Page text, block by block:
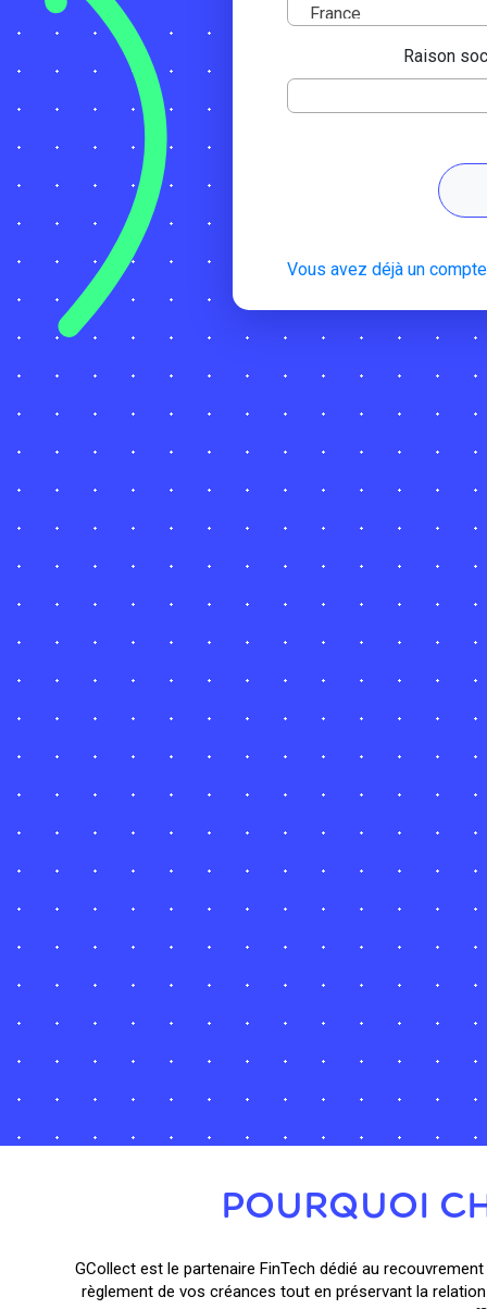
France
Raison
Vous avez déjà un
POURQUOI
GCollect est le partenaire FinTech dédié au
règlement de vos créances tout en préservant la